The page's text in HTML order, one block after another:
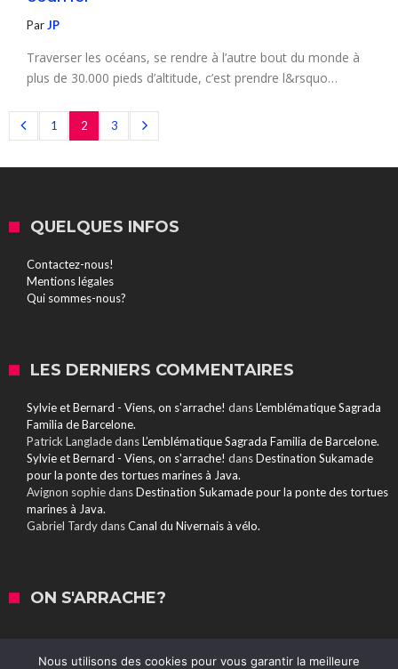
ParJP
Traverser les océans, se rendre à l’autre bout du monde à
plus de 30.000 pieds d’altitude, c’est prendre l&rsquo…
1 2 3
QUELQUES INFOS
Contactez-nous!
Mentions légales
Qui sommes-nous?
LES DERNIERS COMMENTAIRES
Sylvie et Bernard - Viens, on s'arrache! dansL’emblématique Sagrada
Familia de Barcelone.
Patrick LangladedansL’emblématique Sagrada Familia de Barcelone.
Sylvie et Bernard - Viens, on s'arrache! dansDestination Sukamade
pour la ponte des tortues marines à Java.
Avignon sophiedansDestination Sukamade pour la ponte des tortues
marines à Java.
Gabriel TardydansCanal du Nivernais à vélo.
ON S'ARRACHE?
Nous utilisons des cookies pour vous garantir la meilleure